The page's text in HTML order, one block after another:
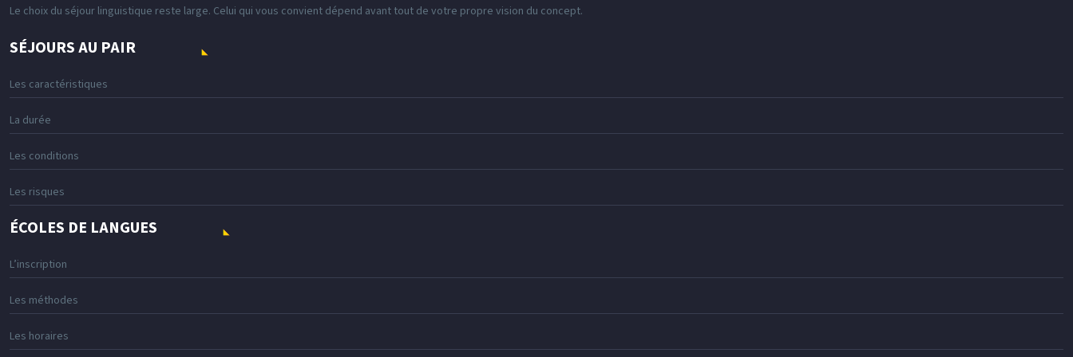
Le choix du séjour linguistique reste large. Celui qui vous convient dépend avant tout de votre propre vision du concept.
SÉJOURS AU PAIR
Les caractéristiques
La durée
Les conditions
Les risques
ÉCOLES DE LANGUES
L’inscription
Les méthodes
Les horaires